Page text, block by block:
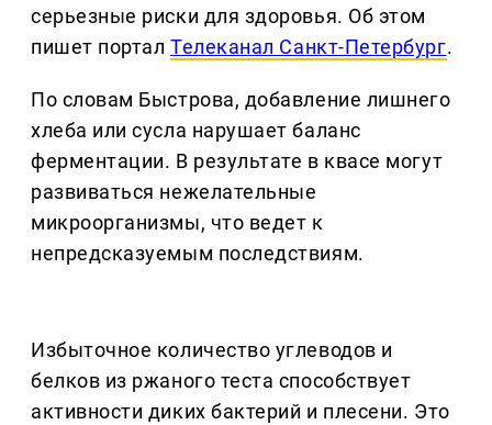
серьезные риски для здоровья. Об этом
пишет порталТелеканал Санкт-Петербург.
По словам Быстрова, добавление лишнего
хлеба или сусла нарушает баланс
ферментации. В результате в квасе могут
развиваться нежелательные
микроорганизмы, что ведет к
непредсказуемым последствиям.
Избыточное количество углеводов и
белков из ржаного теста способствует
активности диких бактерий и плесени. Это